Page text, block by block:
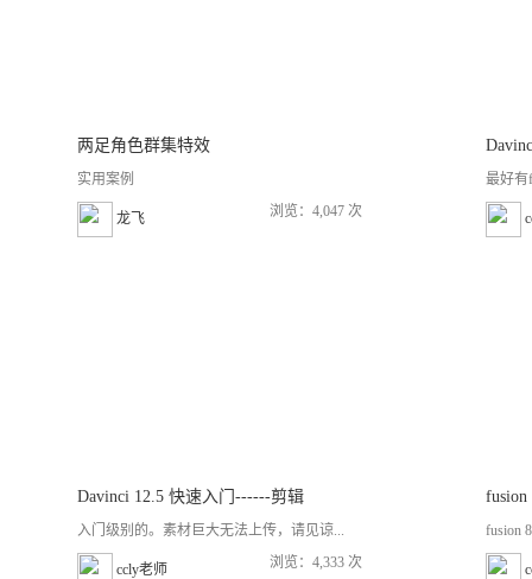
两足角色群集特效
实用案例
龙飞 浏览：4,047 次
最好有
Davinci 12.5 快速入门------剪辑
入门级别的。素材巨大无法上传，请见谅...
ccly老师 浏览：4,333 次
fusion
fusion